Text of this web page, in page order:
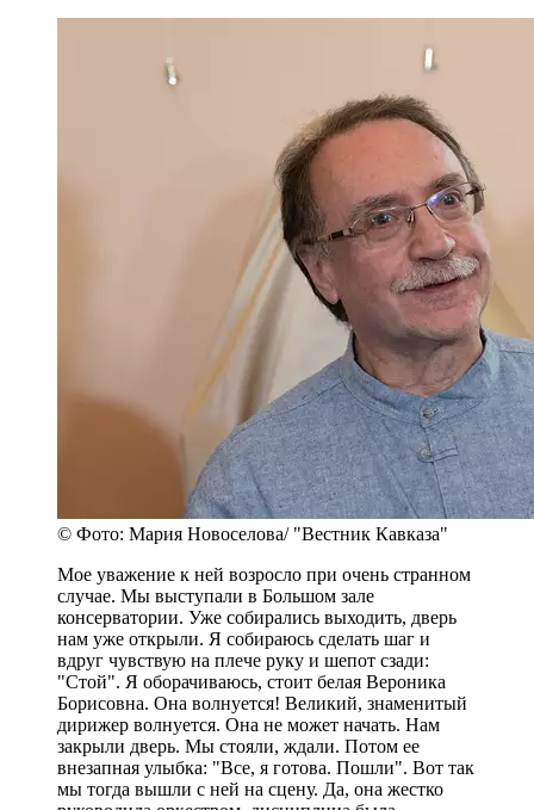
© Фото: Мария Новоселова/ "Вестник Кавказа"
Мое уважение к ней возросло при очень странном
случае. Мы выступали в Большом зале
консерватории. Уже собирались выходить, дверь
нам уже открыли. Я собираюсь сделать шаг и
вдруг чувствую на плече руку и шепот сзади:
"Стой". Я оборачиваюсь, стоит белая Вероника
Борисовна. Она волнуется! Великий, знаменитый
дирижер волнуется. Она не может начать. Нам
закрыли дверь. Мы стояли, ждали. Потом ее
внезапная улыбка: "Все, я готова. Пошли". Вот так
мы тогда вышли с ней на сцену. Да, она жестко